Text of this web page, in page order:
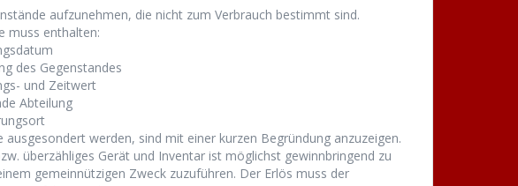
aufzunehmen, die nicht zum Verbrauch bestimmt sind.
muss enthalten:
des Gegenstandes
und Zeitwert
Abteilung
ausgesondert werden, sind mit einer kurzen Begründung anzuzeigen.
überzähliges Gerät und Inventar ist möglichst gewinnbringend zu
gemeinnützigen Zweck zuzuführen. Der Erlös muss der